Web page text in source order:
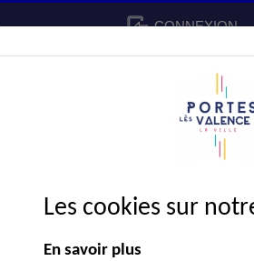
CONNEXION
CADRE DE
Les cookies sur
En savoir plus